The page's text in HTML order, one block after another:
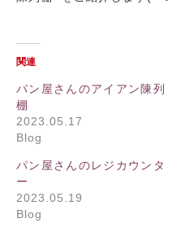
関連
パン屋さんのアイアン陳列
棚
2023.05.17
Blog
パン屋さんのレジカウンタ
ー
2023.05.19
Blog